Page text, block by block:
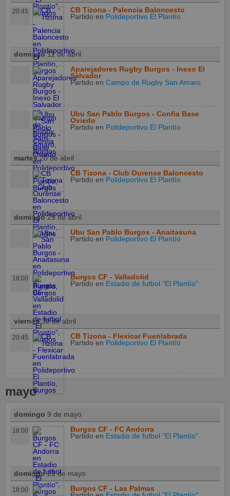
20:45
CB Tizona - Palencia Baloncesto
Partido en Polideportivo El Plantío
domingo11 de abril
Aparejadores Rugby Burgos - Inexo El
Salvador
Partido en Campo de Rugby San Amaro
Ubu San Pablo Burgos - Confia Base
Oviedo
Partido en Polideportivo El Plantío
martes20 de abril
CB Tizona - Club Ourense Baloncesto
Partido en Polideportivo El Plantío
domingo25 de abril
Ubu San Pablo Burgos - Anaitasuna
Partido en Polideportivo El Plantío
18:00
Burgos CF - Valladolid
Partido en Estadio de futbol "El Plantío"
viernes30 de abril
20:45
CB Tizona - Flexicar Fuenlabrada
Partido en Polideportivo El Plantío
mayo
domingo 9 de mayo
18:00
Burgos CF - FC Andorra
Partido en Estadio de futbol "El Plantío"
domingo23 de mayo
18:00
Burgos CF - Las Palmas